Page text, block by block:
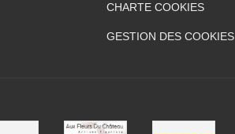
CHARTE COOKIES
GESTION DES COOKIES